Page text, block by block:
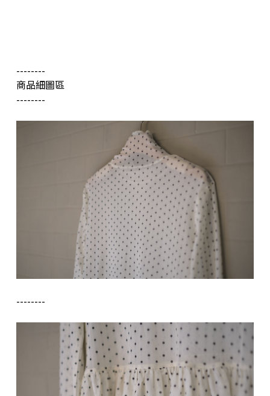
--------
商品細圖區
--------
--------